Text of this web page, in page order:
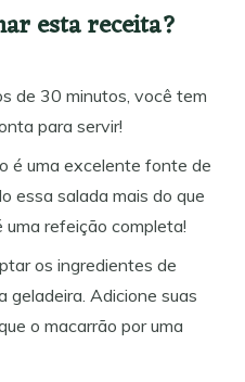
esta receita?
de 30 minutos, você tem
para servir!
é uma excelente fonte de
essa salada mais do que
refeição completa!
os ingredientes de
geladeira. Adicione suas
o macarrão por uma